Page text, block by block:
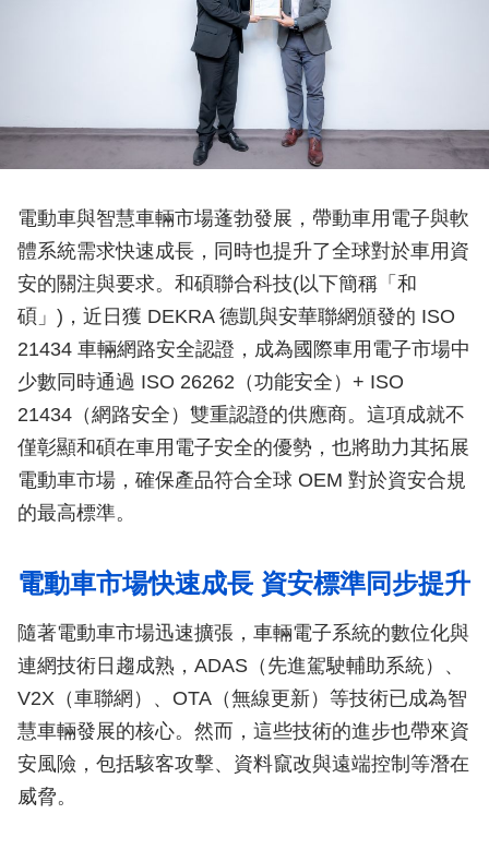
電動車與智慧車輛市場蓬勃發展，帶動車用電子與軟
體系統需求快速成長，同時也提升了全球對於車用資
安的關注與要求。和碩聯合科技(以下簡稱「和
碩」)，近日獲 DEKRA 德凱與安華聯網頒發的 ISO
21434 車輛網路安全認證，成為國際車用電子市場中
少數同時通過 ISO 26262（功能安全）+ ISO
21434（網路安全）雙重認證的供應商。這項成就不
僅彰顯和碩在車用電子安全的優勢，也將助力其拓展
電動車市場，確保產品符合全球 OEM 對於資安合規
的最高標準。
電動車市場快速成長 資安標準同步提升
隨著電動車市場迅速擴張，車輛電子系統的數位化與
連網技術日趨成熟，ADAS（先進駕駛輔助系統）、
V2X（車聯網）、OTA（無線更新）等技術已成為智
慧車輛發展的核心。然而，這些技術的進步也帶來資
安風險，包括駭客攻擊、資料竄改與遠端控制等潛在
威脅。